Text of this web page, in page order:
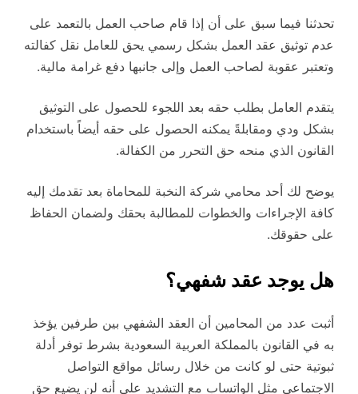
تحدثنا فيما سبق على أن إذا قام صاحب العمل بالتعمد على
عدم توثيق عقد العمل بشكل رسمي يحق للعامل نقل كفالته
وتعتبر عقوبة لصاحب العمل وإلى جانبها دفع غرامة مالية.
يتقدم العامل بطلب حقه بعد اللجوء للحصول على التوثيق
بشكل ودي ومقابلةً يمكنه الحصول على حقه أيضاً باستخدام
القانون الذي منحه حق التحرر من الكفالة.
يوضح لك أحد محامي شركة النخبة للمحاماة بعد تقدمك إليه
كافة الإجراءات والخطوات للمطالبة بحقك ولضمان الحفاظ
على حقوقك.
هل يوجد عقد شفهي؟
أثبت عدد من المحامين أن العقد الشفهي بين طرفين يؤخذ
به في القانون بالمملكة العربية السعودية بشرط توفر أدلة
ثبوتية حتى لو كانت من خلال رسائل مواقع التواصل
الاجتماعي مثل الواتساب مع التشديد على أنه لن يضيع حق